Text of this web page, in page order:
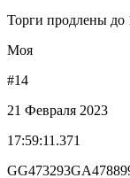
Торги продлены до
Моя
#14
21 Февраля 2023
17:59:11.371